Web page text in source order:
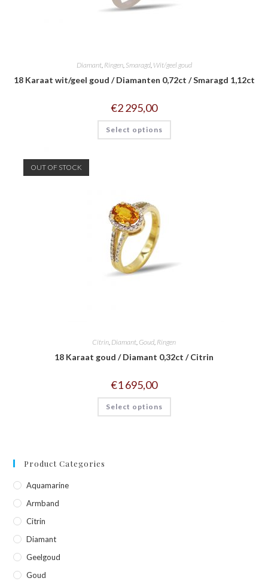
Diamant, Ringen, Smaragd, Wit/geel goud
18 Karaat wit/geel goud / Diamanten 0,72ct / Smaragd 1,12ct
€2 295,00
Select options
OUT OF STOCK
Citrin Diamant Goud Ringen
18 Karaat goud / Diamant 0,32ct / Citrin
€1 695,00
Select options
Product Categories
Aquamarine
Armband
Citrin
Diamant
Geelgoud
Goud